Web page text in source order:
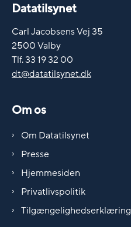
Datatilsynet
Carl Jacobsens Vej 35
2500 Valby
Tlf. 33 19 32 00
dt@datatilsynet.dk
Om os
Om Datatilsynet
Presse
Hjemmesiden
Privatlivspolitik
Tilgængelighedserklæring